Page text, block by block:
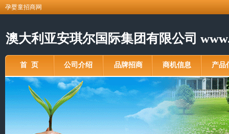
孕婴童招商网
澳大利亚安琪尔国际集团有限公司
首 页 公司介绍 品牌招商 商机信息 产品